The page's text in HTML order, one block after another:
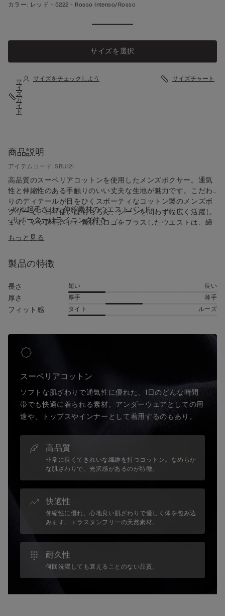
カラー: レッド - 5222 - Rosso Intenso/rosso
サイズを選択
サ
イ
ズ
ガ
イ
ド
サイズをチェックしよう サイズチャート
商品説明
アイテムコード: SBU12I
高品質のスーペリアコットンを使用したメンズボクサー。通気
性と伸縮性のある手触りのいい丈夫な生地が魅力です。こだわ
りのディテールが目をひくスポーティなコットン製のメンズボ
クサーで、日常使いはもちろん、シーンを問わず幅広く活躍し
ます。やや起毛させた素材にロゴをプラスしたウエストは、締
めつけることなく、完璧にフィットし、とても快適です。ロン
グ丈のボクサーのようにがさばらず、ブリーフのようにぴった
コンフォートとサポート感を兼備したモデルです。適度に伸縮
だけます。
• やや起毛させた伸縮素材のウエストバンド
• サポーターはライニング付き
• 柔らかく体に沿うようにフィット
もっと見る
製品の特徴
長さ 短い 長い
厚さ 厚手 薄手
フィット感 タイト ルーズ
スーペリアコットン
ソフトな肌ざわりで通気性に優れた、1日のどんな時間
帯でも快適に着られる素材。アンダーウェアとしての用
途や、トップスやインナーとして着用するのもあり。
高品質
非常に長くてきれいな繊維を持つコットン。なめらか
な肌ざわりで、光沢感があるのが特徴。
快適性
伸縮性に優れ、心地良い肌ざわりで優しく体を包み込
みます。エラスタンフリーの天然素材。
耐久性
何回洗濯しても衰えることのない品質。